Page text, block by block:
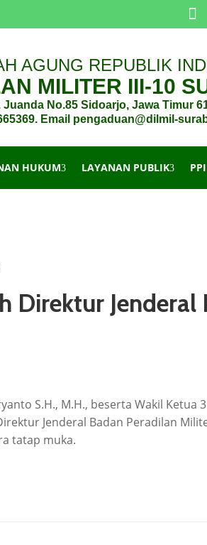
AGUNG REPUBLIK
MILITER III-10
Juanda No.85 Sidoarjo, Jawa Timur
Email pengaduan@dilmil-
HUKUM LAYANAN PUBLIK
Direktur
S.H., M.H., beserta Wakil
Jenderal Badan Peradilan
tatap muka.